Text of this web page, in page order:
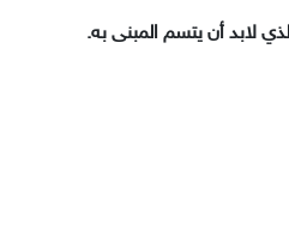
لابد أن يتسم المبنى به.